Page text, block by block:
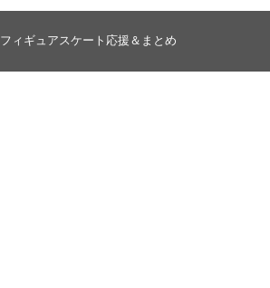
フィギュアスケート応援＆まとめ